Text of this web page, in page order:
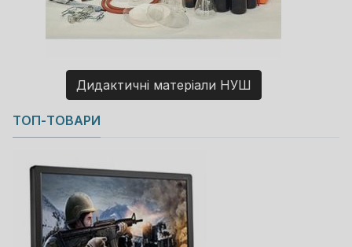
Дидактичні матеріали НУШ
Copyright MAXXmarketing GmbH
JoomShopping Download & Support
ТОП-ТОВАРИ